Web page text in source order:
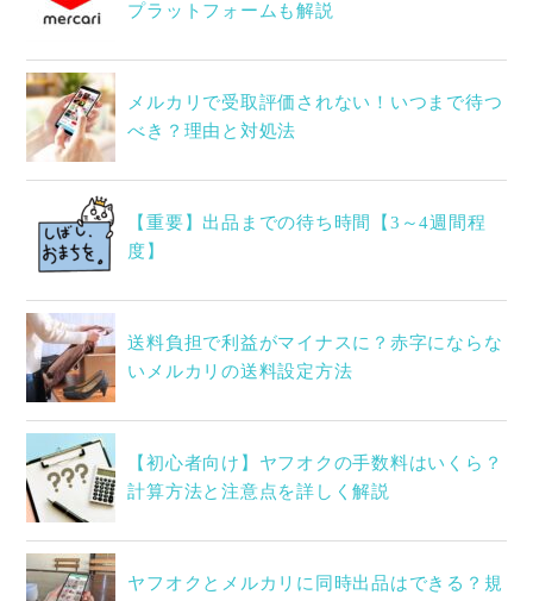
プラットフォームも解説
メルカリで受取評価されない！いつまで待つ
べき？理由と対処法
【重要】出品までの待ち時間【3～4週間程
度】
送料負担で利益がマイナスに？赤字にならな
いメルカリの送料設定方法
【初心者向け】ヤフオクの手数料はいくら？
計算方法と注意点を詳しく解説
ヤフオクとメルカリに同時出品はできる？規